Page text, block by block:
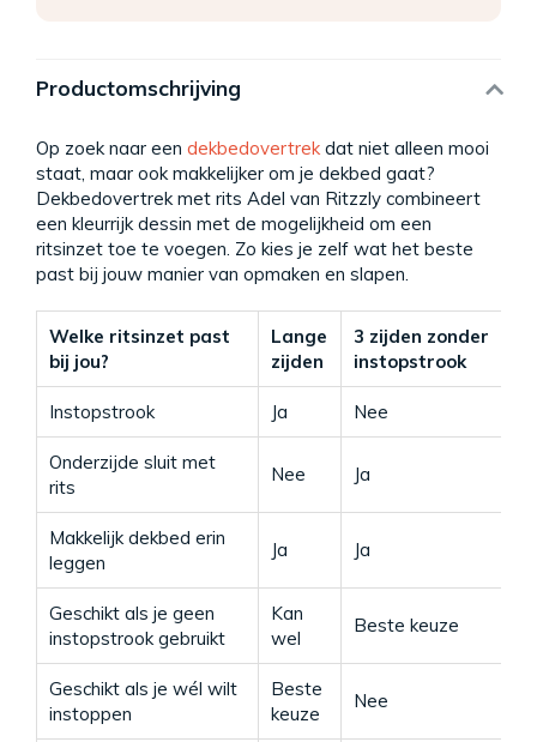
Productomschrijving
Op zoek naar een dekbedovertrekdat niet alleen mooi
staat, maar ook makkelijker om je dekbed gaat?
Dekbedovertrek met rits Adel van Ritzzly combineert
een kleurrijk dessin met de mogelijkheid om een
ritsinzet toe te voegen. Zo kies je zelf wat het beste
past bij jouw manier van opmaken en slapen.
Welke ritsinzet past
bij jou?
Lange
zijden
3 zijden zonder
instopstrook
Instopstrook Ja Nee
Onderzijde sluit met
rits
Nee Ja
Makkelijk dekbed erin
leggen
Ja Ja
Geschikt als je geen
instopstrook gebruikt
Kan
wel
Beste keuze
Geschikt als je wél wilt
instoppen
Beste
keuze
Nee